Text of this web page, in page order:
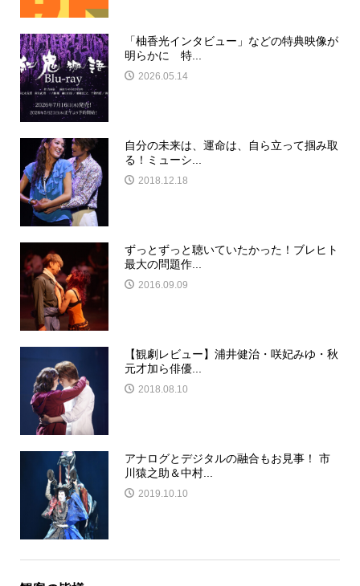
「柚香光インタビュー」などの特典映像が
明らかに 特...
2026.05.14
自分の未来は、運命は、自ら立って掴み取
る！ミューシ...
2018.12.18
ずっとずっと聴いていたかった！ブレヒト
最大の問題作...
2016.09.09
【観劇レビュー】浦井健治・咲妃みゆ・秋
元才加ら俳優...
2018.08.10
アナログとデジタルの融合もお見事！ 市
川猿之助＆中村...
2019.10.10